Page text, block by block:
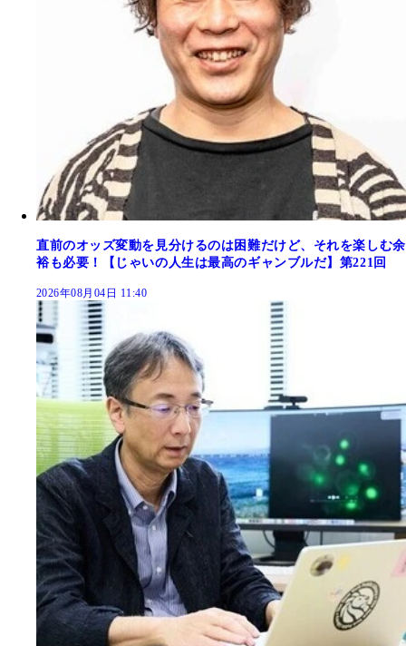
直前のオッズ変動を見分けるのは困難だけど、それを楽しむ余
裕も必要！【じゃいの人生は最高のギャンブルだ】第221回
2026年08月04日 11:40